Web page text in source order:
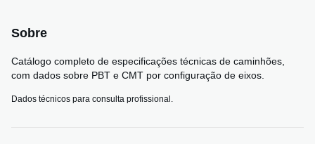
Sobre
Catálogo completo de especificações técnicas de caminhões,
com dados sobre PBT e CMT por configuração de eixos.
Dados técnicos para consulta profissional.